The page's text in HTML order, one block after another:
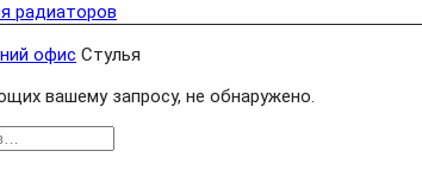
радиаторов
офис Стулья
вашему запросу, не обнаружено.